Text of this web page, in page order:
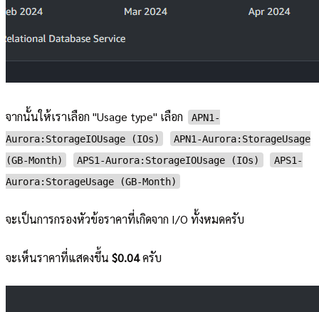
จากนั้นให้เราเลือก "Usage type" เลือก
APN1-
Aurora:StorageIOUsage (IOs)
APN1-Aurora:StorageUsage
(GB-Month)
APS1-Aurora:StorageIOUsage (IOs)
APS1-
Aurora:StorageUsage (GB-Month)
จะเป็นการกรองหัวข้อราคาที่เกิดจาก I/O ทั้งหมดครับ
จะเห็นราคาที่แสดงขึ้น $0.04ครับ